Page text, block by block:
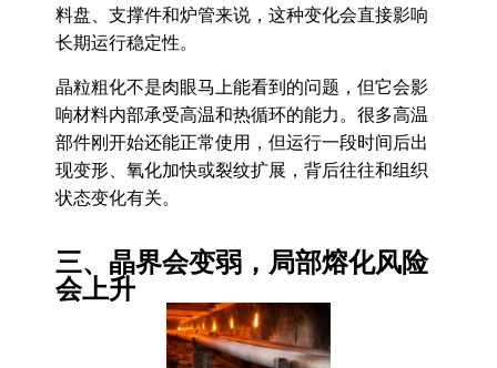
料盘、支撑件和炉管来说，这种变化会直接影响
长期运行稳定性。
晶粒粗化不是肉眼马上能看到的问题，但它会影
响材料内部承受高温和热循环的能力。很多高温
部件刚开始还能正常使用，但运行一段时间后出
现变形、氧化加快或裂纹扩展，背后往往和组织
状态变化有关。
三、晶界会变弱，局部熔化风险
会上升